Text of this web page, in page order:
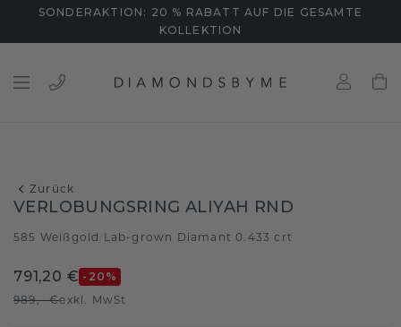
SONDERAKTION: 20 % RABATT AUF DIE GESAMTE
KOLLEKTION
Zurück
VERLOBUNGSRING ALIYAH RND
585 Weißgold Lab-grown Diamant 0.433 crt
791,20 € -20 %
989,- €exkl. MwSt